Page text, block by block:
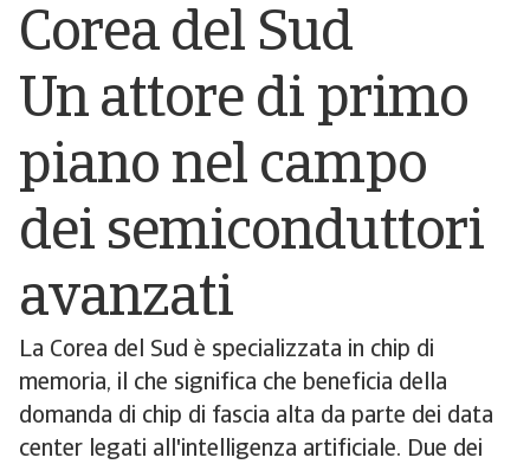
Corea del Sud
Un attore di primo
piano nel campo
dei semiconduttori
avanzati
La Corea del Sud è specializzata in chip di
memoria, il che significa che beneficia della
domanda di chip di fascia alta da parte dei data
center legati all'intelligenza artificiale. Due dei